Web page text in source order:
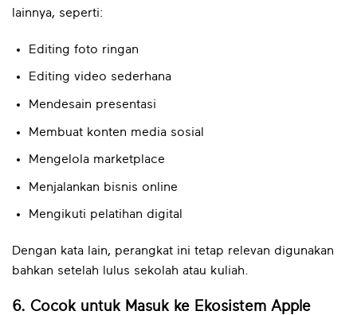
lainnya, seperti:
Editing foto ringan
Editing video sederhana
Mendesain presentasi
Membuat konten media sosial
Mengelola marketplace
Menjalankan bisnis online
Mengikuti pelatihan digital
Dengan kata lain, perangkat ini tetap relevan digunakan
bahkan setelah lulus sekolah atau kuliah.
6. Cocok untuk Masuk ke Ekosistem Apple